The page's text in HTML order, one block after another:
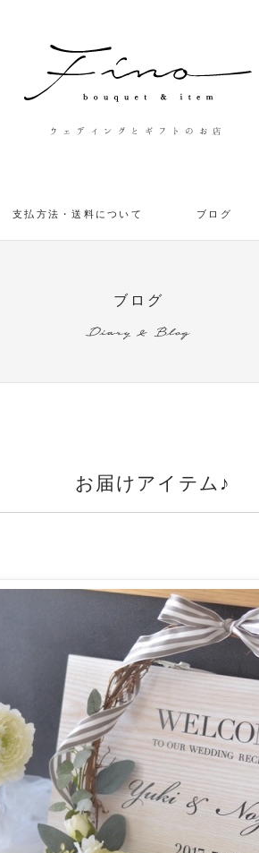
ウェディングとギフトのお店
支払方法・送料について ブログ
ブログ
Diary & Blog
お届けアイテム♪